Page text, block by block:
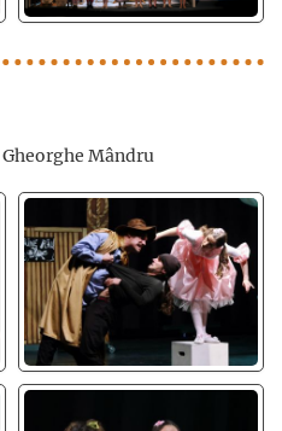
Gheorghe Mândru